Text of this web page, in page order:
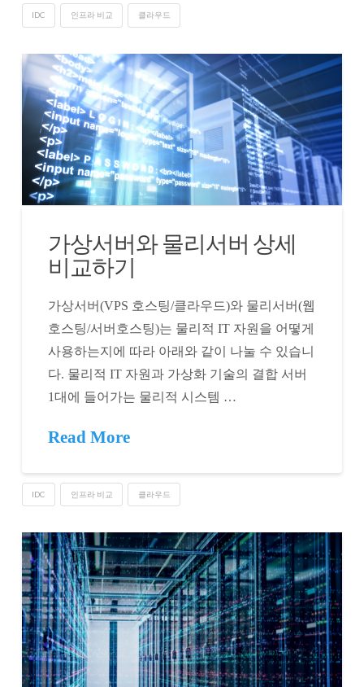
IDC 인프라 비교 클라우드
가상서버와 물리서버 상세
비교하기
가상서버(VPS 호스팅/클라우드)와 물리서버(웹
호스팅/서버호스팅)는 물리적 IT 자원을 어떻게
사용하는지에 따라 아래와 같이 나눌 수 있습니
다. 물리적 IT 자원과 가상화 기술의 결합 서버
1대에 들어가는 물리적 시스템 …
Read More
IDC 인프라 비교 클라우드